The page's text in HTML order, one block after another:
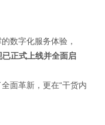
数字化服务体验，
已正式上线并全面启
面革新，更在“干货内